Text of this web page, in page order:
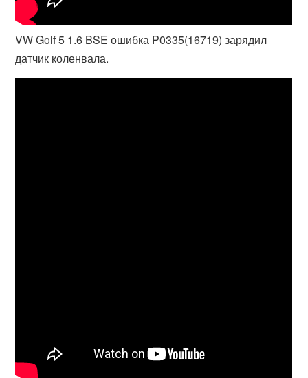
VW Golf 5 1.6 BSE ошибка P0335(16719) зарядил
датчик коленвала.